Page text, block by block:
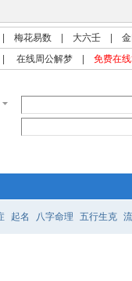
梅花易数 大六壬
在线周公解梦 免费在
起名 八字命理 五行生克